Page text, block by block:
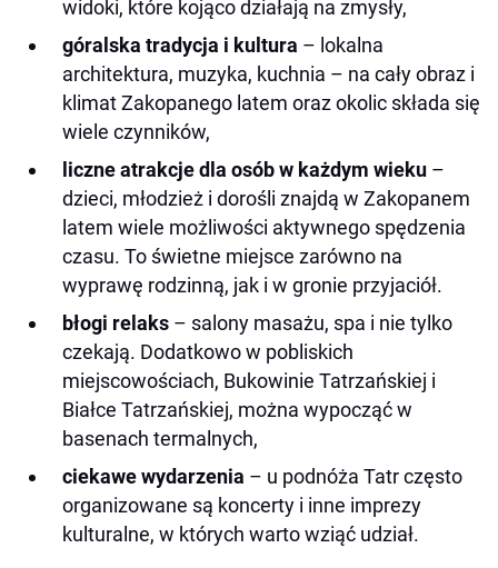
widoki, które kojąco działają na zmysły,
góralska tradycja i kultura – lokalna
architektura, muzyka, kuchnia – na cały obraz i
klimat Zakopanego latem oraz okolic składa się
wiele czynników,
liczne atrakcje dla osób w każdym wieku –
dzieci, młodzież i dorośli znajdą w Zakopanem
latem wiele możliwości aktywnego spędzenia
czasu. To świetne miejsce zarówno na
wyprawę rodzinną, jak i w gronie przyjaciół.
błogi relaks – salony masażu, spa i nie tylko
czekają. Dodatkowo w pobliskich
miejscowościach, Bukowinie Tatrzańskiej i
Białce Tatrzańskiej, można wypocząć w
basenach termalnych,
ciekawe wydarzenia – u podnóża Tatr często
organizowane są koncerty i inne imprezy
kulturalne, w których warto wziąć udział.